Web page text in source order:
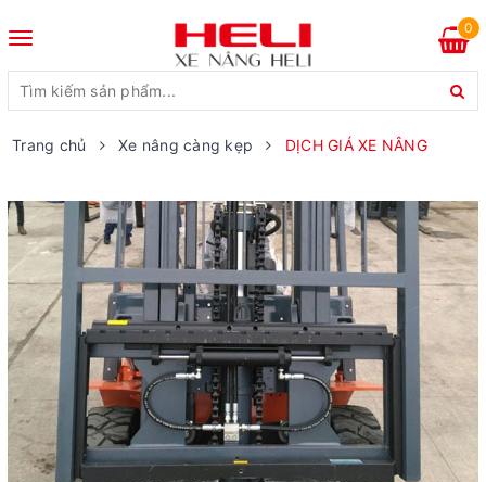
Toggle
0
Trang chủ Xe nâng càng kẹp DỊCH GIÁ XE NÂNG